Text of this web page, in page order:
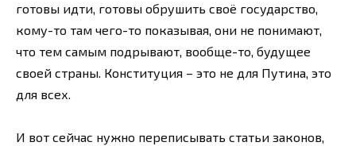
готовы идти, готовы обрушить своё государство,
кому-то там чего-то показывая, они не понимают,
что тем самым подрывают, вообще-то, будущее
своей страны. Конституция – это не для Путина, это
для всех.
И вот сейчас нужно переписывать статьи законов,